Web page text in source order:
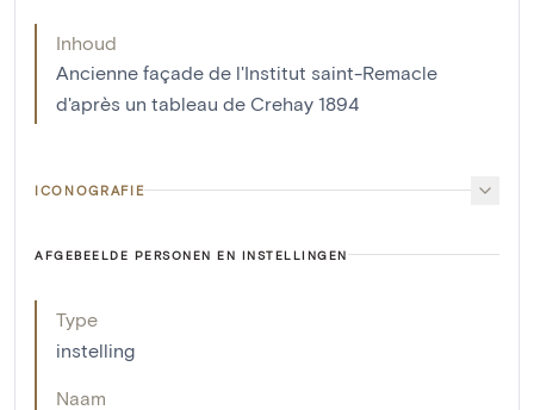
Inhoud
Ancienne façade de l'Institut saint-Remacle
d'après un tableau de Crehay 1894
ICONOGRAFIE
AFGEBEELDE PERSONEN EN INSTELLINGEN
Type
instelling
Naam